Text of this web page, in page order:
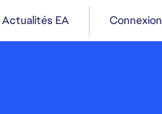
Actualités EA Connexion